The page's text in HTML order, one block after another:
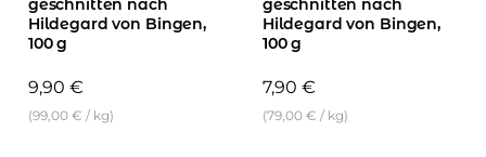
geschnitten nach
Hildegard von Bingen,
100 g
9,90 €
(99,00 € / kg)
geschnitten nach
Hildegard von Bingen,
100 g
7,90 €
(79,00 € / kg)